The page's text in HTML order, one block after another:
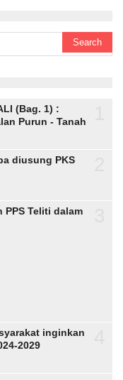
(Bag. 1) :
Purun - Tanah
diusung PKS
PPS Teliti dalam
inginkan
2029